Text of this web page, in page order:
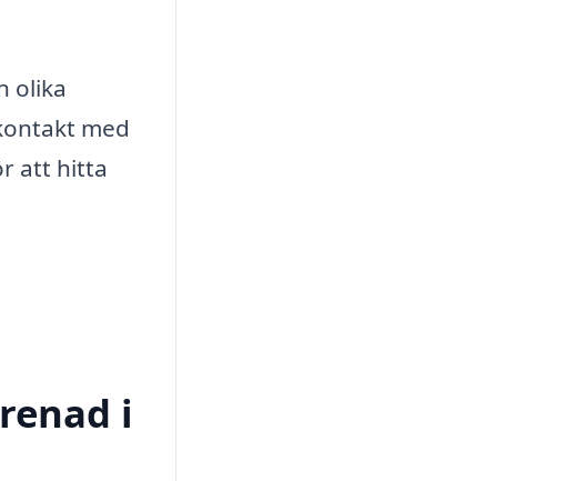
olika
med
att hitta
i